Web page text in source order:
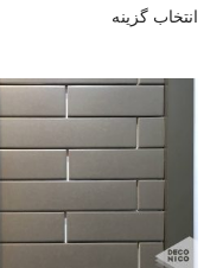
انتخاب گزینه